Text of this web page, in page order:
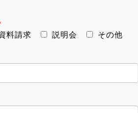
料請求 説明会 その他